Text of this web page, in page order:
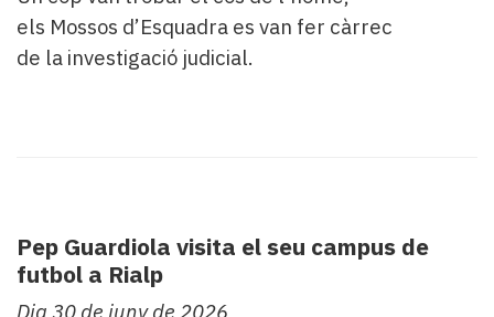
els Mossos d’Esquadra es van fer càrrec
de la investigació judicial.
Pep Guardiola visita el seu campus de
futbol a Rialp